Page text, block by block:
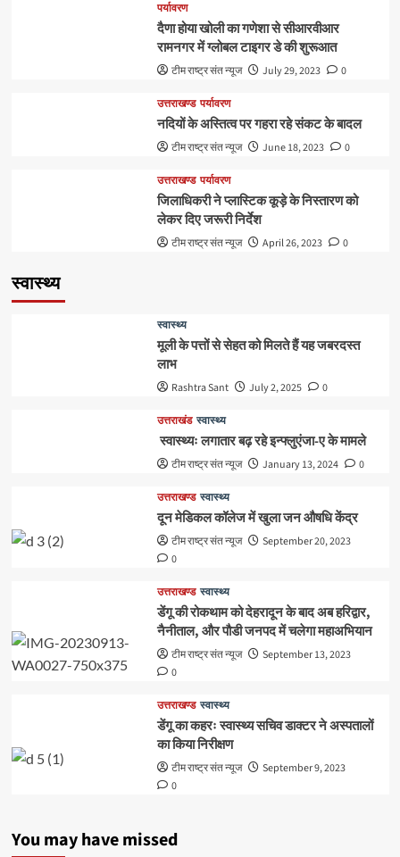
पर्यावरण
दैणा होया खोली का गणेशा से सीआरवीआर
रामनगर में ग्लोबल टाइगर डे की शुरूआत
टीम राष्ट्र संत न्यूज July 29, 2023 0
उत्तराखण्ड पर्यावरण
नदियों के अस्तित्व पर गहरा रहे संकट के बादल
टीम राष्ट्र संत न्यूज June 18, 2023 0
उत्तराखण्ड पर्यावरण
जिलाधिकरी ने प्लास्टिक कूड़े के निस्तारण को
लेकर दिए जरूरी निर्देश
टीम राष्ट्र संत न्यूज April 26, 2023 0
स्वास्थ्य
स्वास्थ्य
मूली के पत्तों से सेहत को मिलते हैं यह जबरदस्त
लाभ
Rashtra Sant July 2, 2025 0
उत्तराखंड स्वास्थ्य
स्वास्थ्यः लगातार बढ़ रहे इन्फ्लुएंजा-ए के मामले
टीम राष्ट्र संत न्यूज January 13, 2024 0
उत्तराखण्ड स्वास्थ्य
दून मेडिकल कॉलेज में खुला जन औषधि केंद्र
टीम राष्ट्र संत न्यूज
September 20, 2023
0
उत्तराखण्ड स्वास्थ्य
डेंगू की रोकथाम को देहरादून के बाद अब हरिद्वार,
नैनीताल, और पौडी जनपद में चलेगा महाअभियान
टीम राष्ट्र संत न्यूज
September 13, 2023
0
उत्तराखण्ड स्वास्थ्य
डेंगू का कहरः स्वास्थ्य सचिव डाक्टर ने अस्पतालों
का किया निरीक्षण
टीम राष्ट्र संत न्यूज
September 9, 2023
0
You may have missed